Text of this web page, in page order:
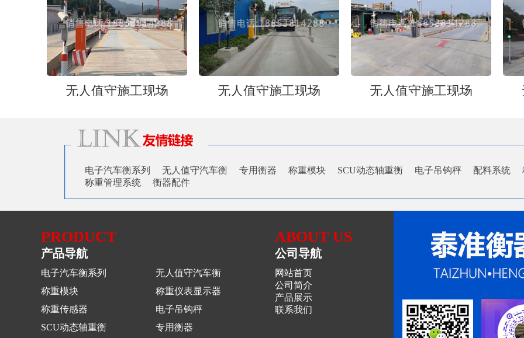
无人值守施工现场 无人值守施工现场 无人值守施工现场
电子汽车衡系列 无人值守汽车衡 专用衡器 称重模块 SCU动态轴重衡 电子吊钩秤 配料系统
称重管理系统
衡器配件
PRODUCT
产品导航
电子汽车衡系列
无人值守汽车衡
称重模块
称重仪表显示器
称重传感器
电子吊钩秤
SCU动态轴重衡
专用衡器
ABOUT US
公司导航
网站首页
公司简介
产品展示
联系我们